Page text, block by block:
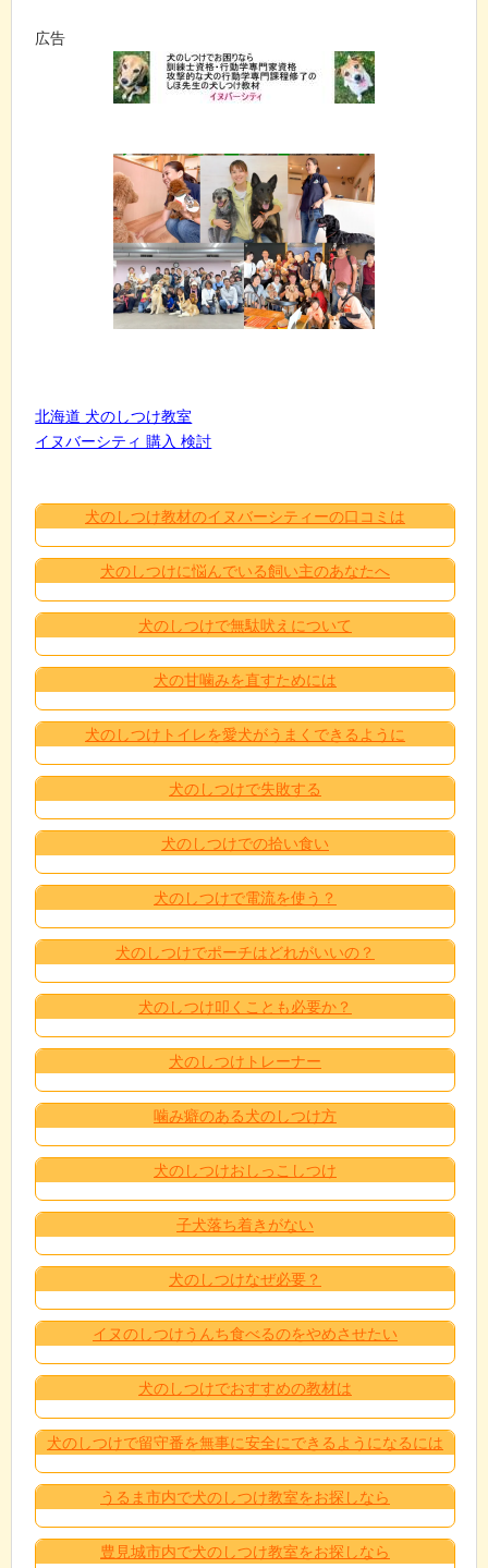
広告
北海道 犬のしつけ教室
イヌバーシティ 購入 検討
犬のしつけ教材のイヌバーシティーの口コミは
犬のしつけに悩んでいる飼い主のあなたへ
犬のしつけで無駄吠えについて
犬の甘噛みを直すためには
犬のしつけトイレを愛犬がうまくできるように
犬のしつけで失敗する
犬のしつけでの拾い食い
犬のしつけで電流を使う？
犬のしつけでポーチはどれがいいの？
犬のしつけ叩くことも必要か？
犬のしつけトレーナー
噛み癖のある犬のしつけ方
犬のしつけおしっこしつけ
子犬落ち着きがない
犬のしつけなぜ必要？
イヌのしつけうんち食べるのをやめさせたい
犬のしつけでおすすめの教材は
犬のしつけで留守番を無事に安全にできるようになるには
うるま市内で犬のしつけ教室をお探しなら
豊見城市内で犬のしつけ教室をお探しなら